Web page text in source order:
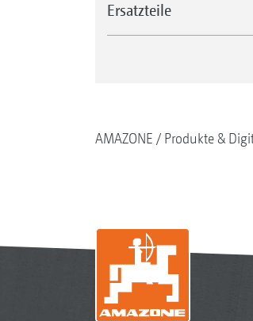
Ersatzteile
AMAZONE Produkte &